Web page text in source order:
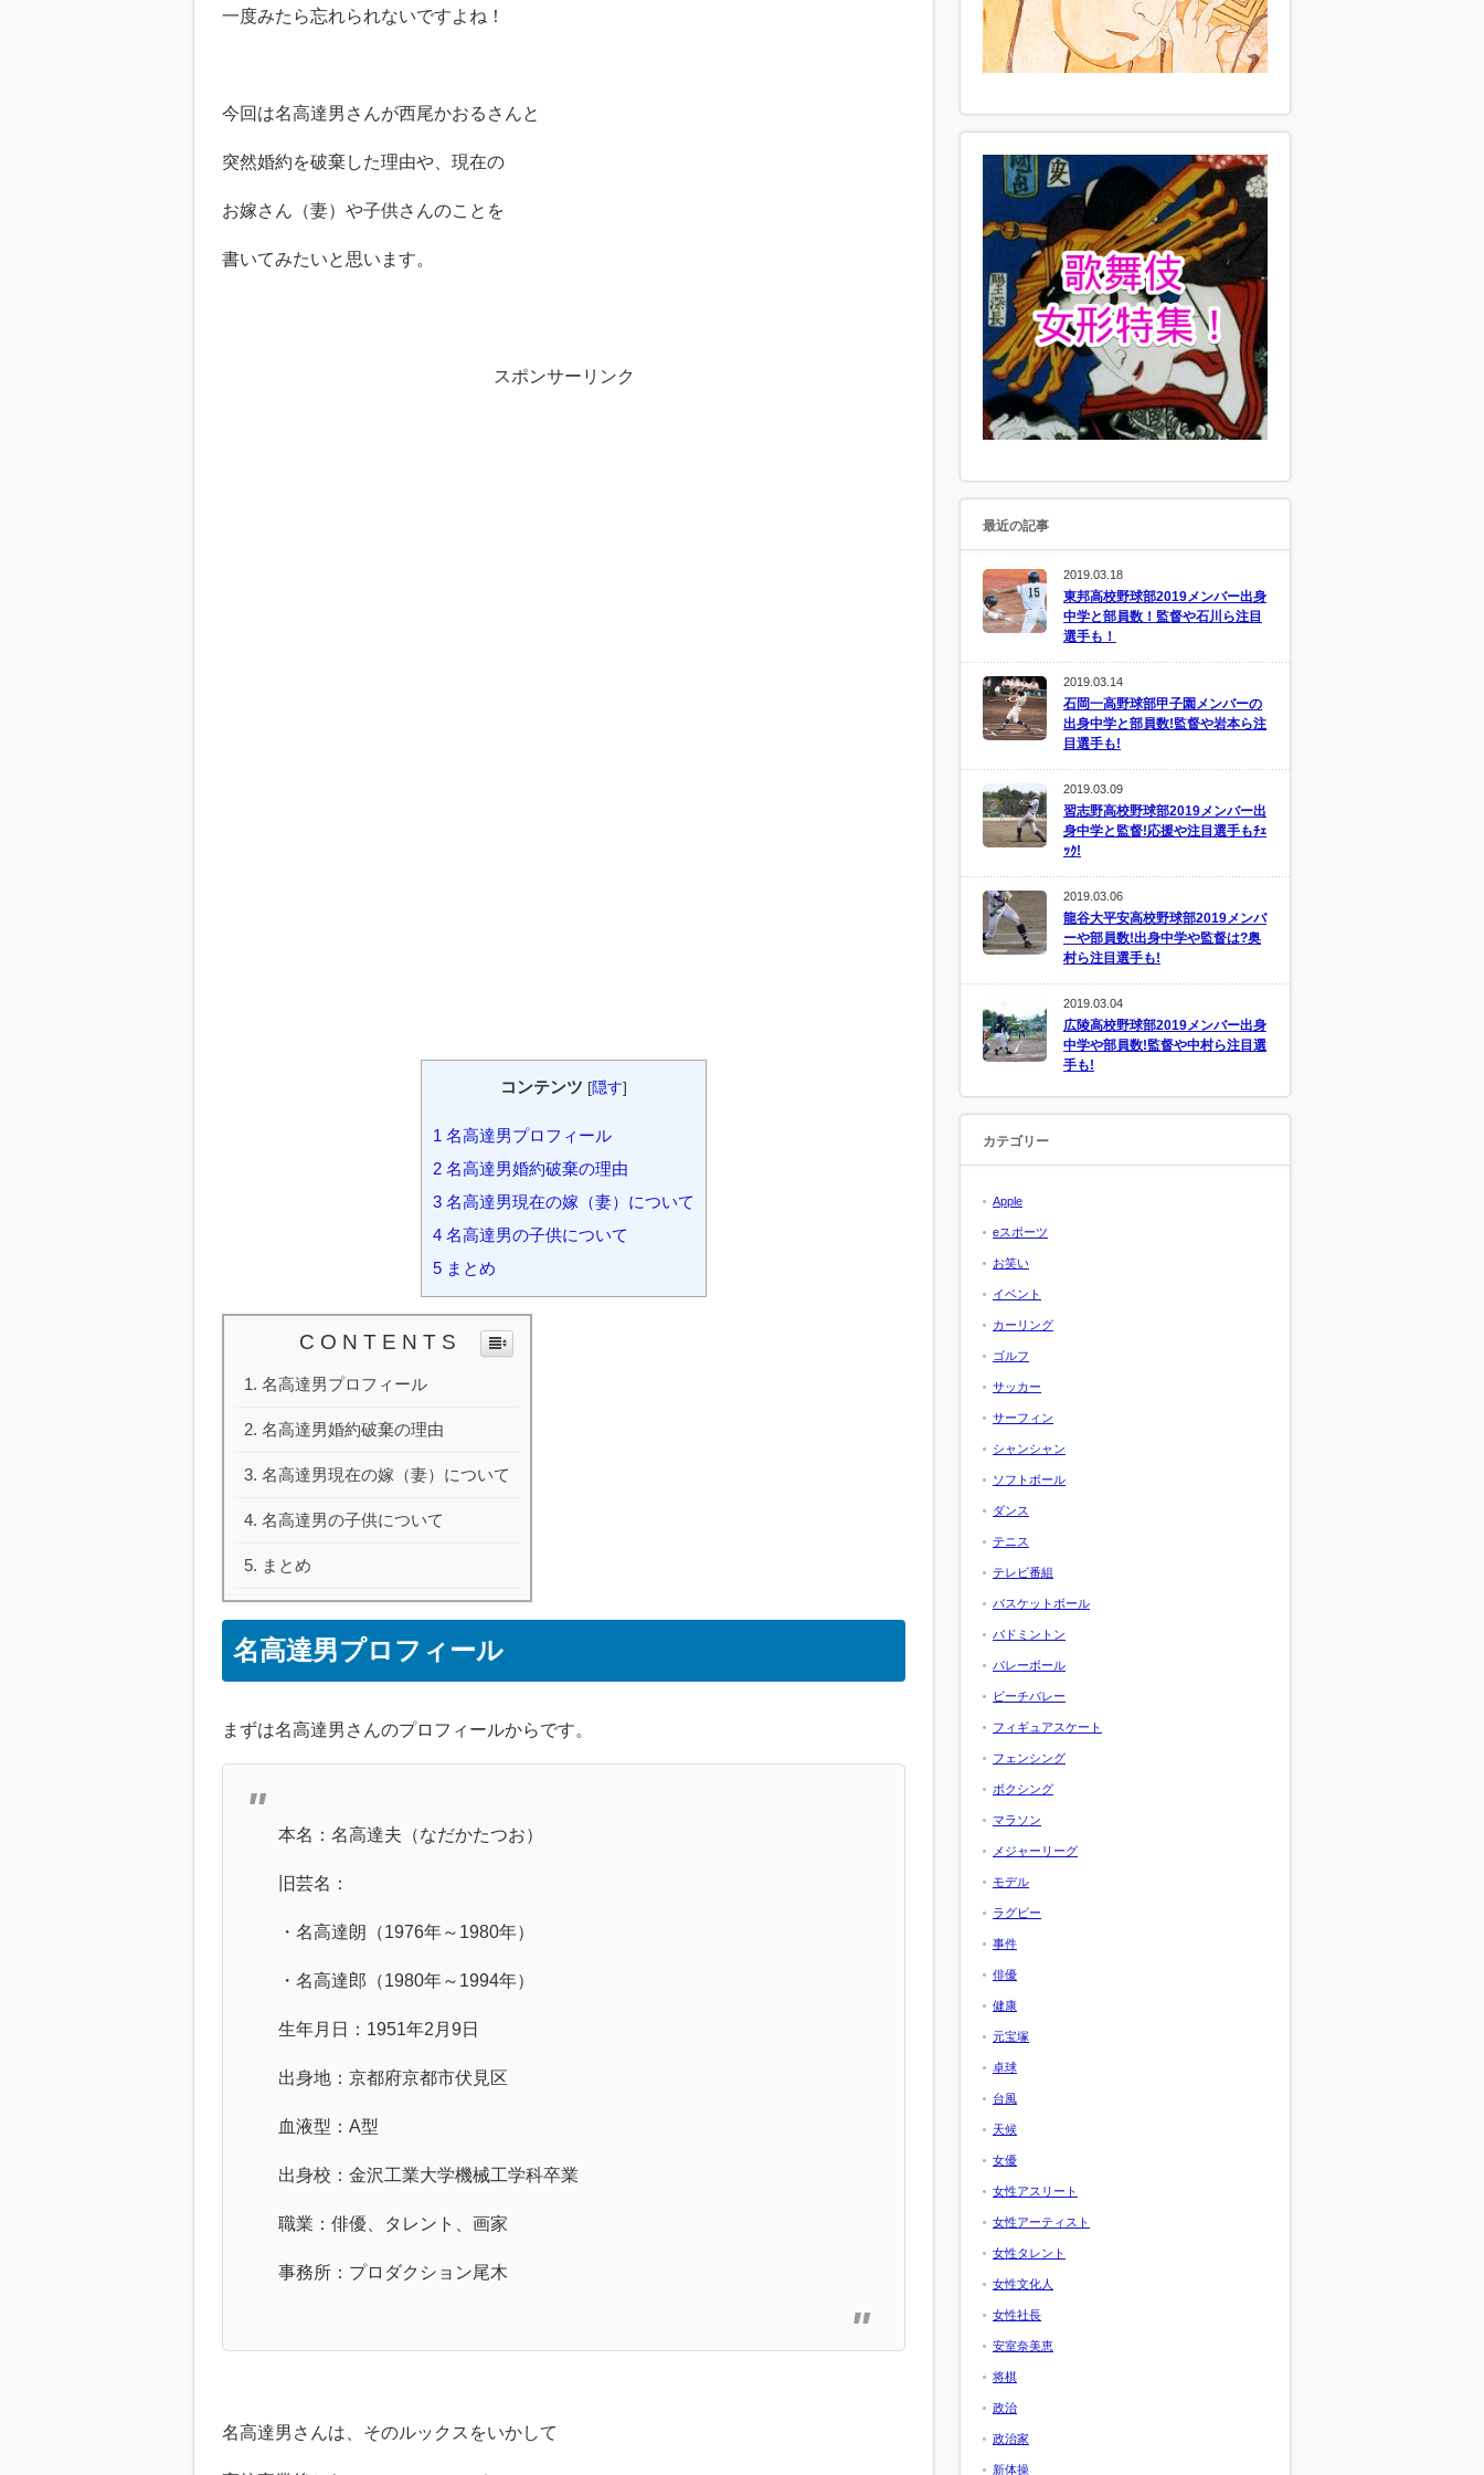
一度みたら忘れられないですよね！
今回は名高達男さんが西尾かおるさんと
突然婚約を破棄した理由や、現在の
お嫁さん（妻）や子供さんのことを
書いてみたいと思います。
スポンサーリンク
コンテンツ [隠す]
1 名高達男プロフィール
2 名高達男婚約破棄の理由
3 名高達男現在の嫁（妻）について
4 名高達男の子供について
5 まとめ
C O N T E N T S
名高達男プロフィール
名高達男婚約破棄の理由
名高達男現在の嫁（妻）について
名高達男の子供について
まとめ
名高達男プロフィール
まずは名高達男さんのプロフィールからです。
本名：名高達夫（なだかたつお）
旧芸名：
・名高達朗（1976年～1980年）
・名高達郎（1980年～1994年）
生年月日：1951年2月9日
出身地：京都府京都市伏見区
血液型：A型
出身校：金沢工業大学機械工学科卒業
職業：俳優、タレント、画家
事務所：プロダクション尾木
名高達男さんは、そのルックスをいかして
最近の記事
2019.03.18
東邦高校野球部2019メンバー出身
中学と部員数！監督や石川ら注目
選手も！
2019.03.14
石岡一高野球部甲子園メンバーの
出身中学と部員数!監督や岩本ら注
目選手も!
2019.03.09
習志野高校野球部2019メンバー出
身中学と監督!応援や注目選手もﾁｪ
ｯｸ!
2019.03.06
龍谷大平安高校野球部2019メンバ
ーや部員数!出身中学や監督は?奥
村ら注目選手も!
2019.03.04
広陵高校野球部2019メンバー出身
中学や部員数!監督や中村ら注目選
手も!
カテゴリー
Apple
eスポーツ
お笑い
イベント
カーリング
ゴルフ
サッカー
サーフィン
シャンシャン
ソフトボール
ダンス
テニス
テレビ番組
バスケットボール
バドミントン
バレーボール
ビーチバレー
フィギュアスケート
フェンシング
ボクシング
マラソン
メジャーリーグ
モデル
ラグビー
事件
俳優
健康
元宝塚
卓球
台風
天候
女優
女性アスリート
女性アーティスト
女性タレント
女性文化人
女性社長
安室奈美恵
将棋
政治
政治家
新体操